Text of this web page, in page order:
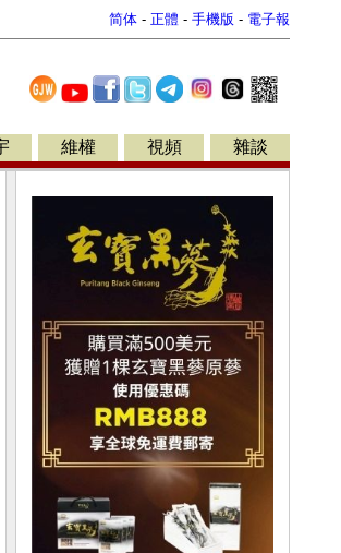
简体 - 正體 - 手機版 - 電子報
維權 視頻 雜談